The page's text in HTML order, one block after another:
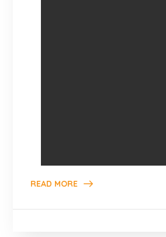
READ MORE